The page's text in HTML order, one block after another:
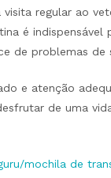
visita regular ao
é indispensável
de problemas de
e atenção
de uma
mochila de